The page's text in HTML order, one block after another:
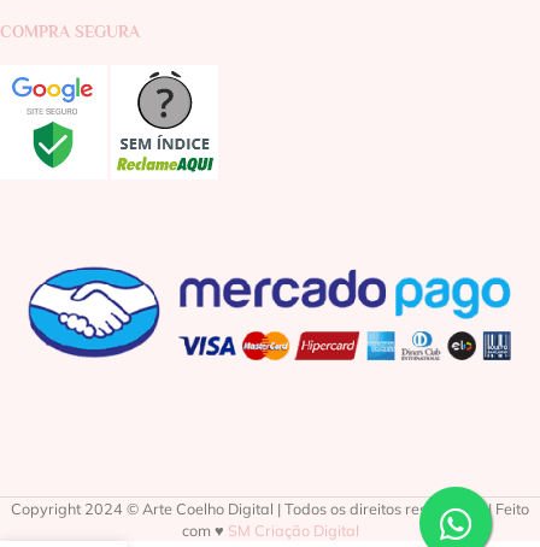
COMPRA SEGURA
Copyright 2024 © Arte Coelho Digital | Todos os direitos reservados | Feito
com ♥ SM Criação Digital